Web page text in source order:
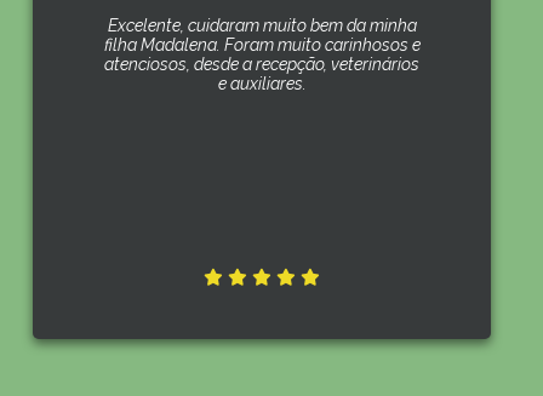
Excelente, cuidaram muito bem da minha
filha Madalena. Foram muito carinhosos e
atenciosos, desde a recepção, veterinários
e auxiliares.